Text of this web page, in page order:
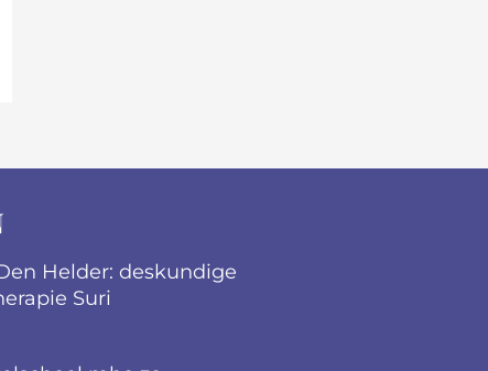
Helder: deskundige
Suri